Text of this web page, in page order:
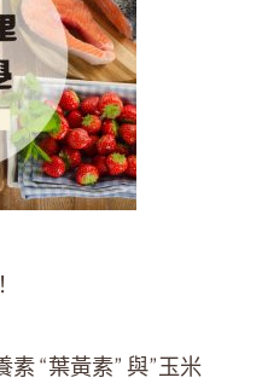
“葉黃素” 與”玉米